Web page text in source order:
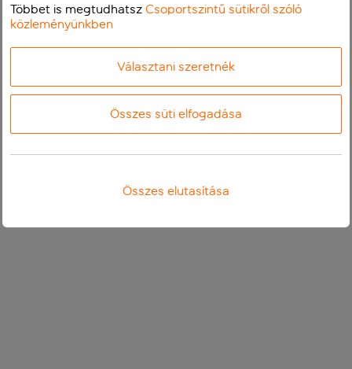
Többet is megtudhatszCsoportszintű sütikről szóló
közleményünkben
Választani szeretnék
Összes süti elfogadása
Összes elutasítása